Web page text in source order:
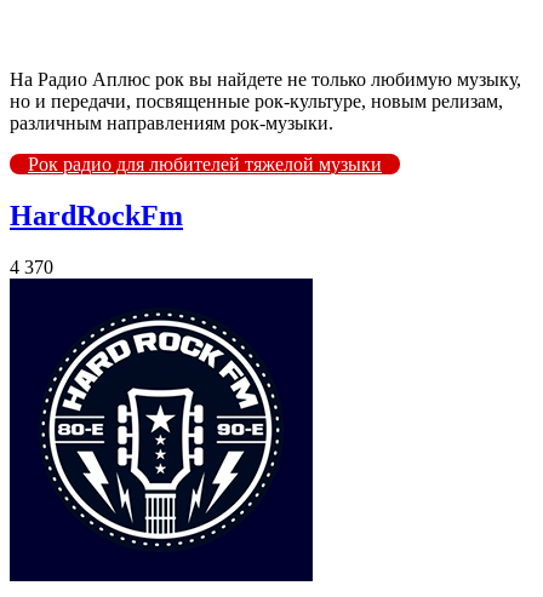
На Радио Аплюс рок вы найдете не только любимую музыку,
но и передачи, посвященные рок-культуре, новым релизам,
различным направлениям рок-музыки.
Рок радио для любителей тяжелой музыки
HardRockFm
4 370